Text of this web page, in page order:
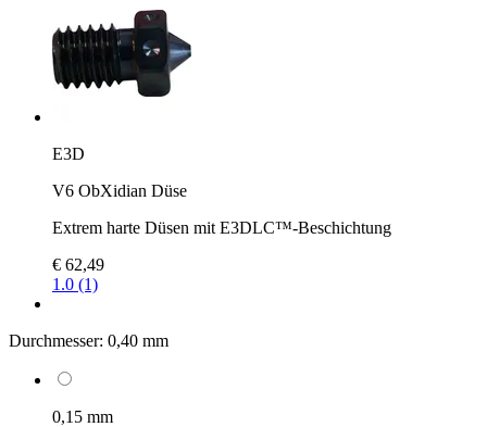
E3D
V6 ObXidian Düse
Extrem harte Düsen mit E3DLC™-Beschichtung
€ 62,49
1.0 (1)
Durchmesser: 0,40 mm
0,15 mm